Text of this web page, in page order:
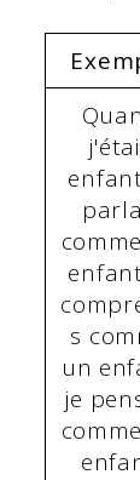
s
un
je